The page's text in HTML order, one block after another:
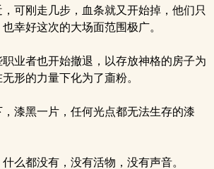
可刚走几步，血条就又开始掉，他们只
幸好这次的大场面范围极广。
业者也开始撤退，以存放神格的房子为
形的力量下化为了齑粉。
漆黑一片，任何光点都无法生存的漆
么都没有，没有活物，没有声音。